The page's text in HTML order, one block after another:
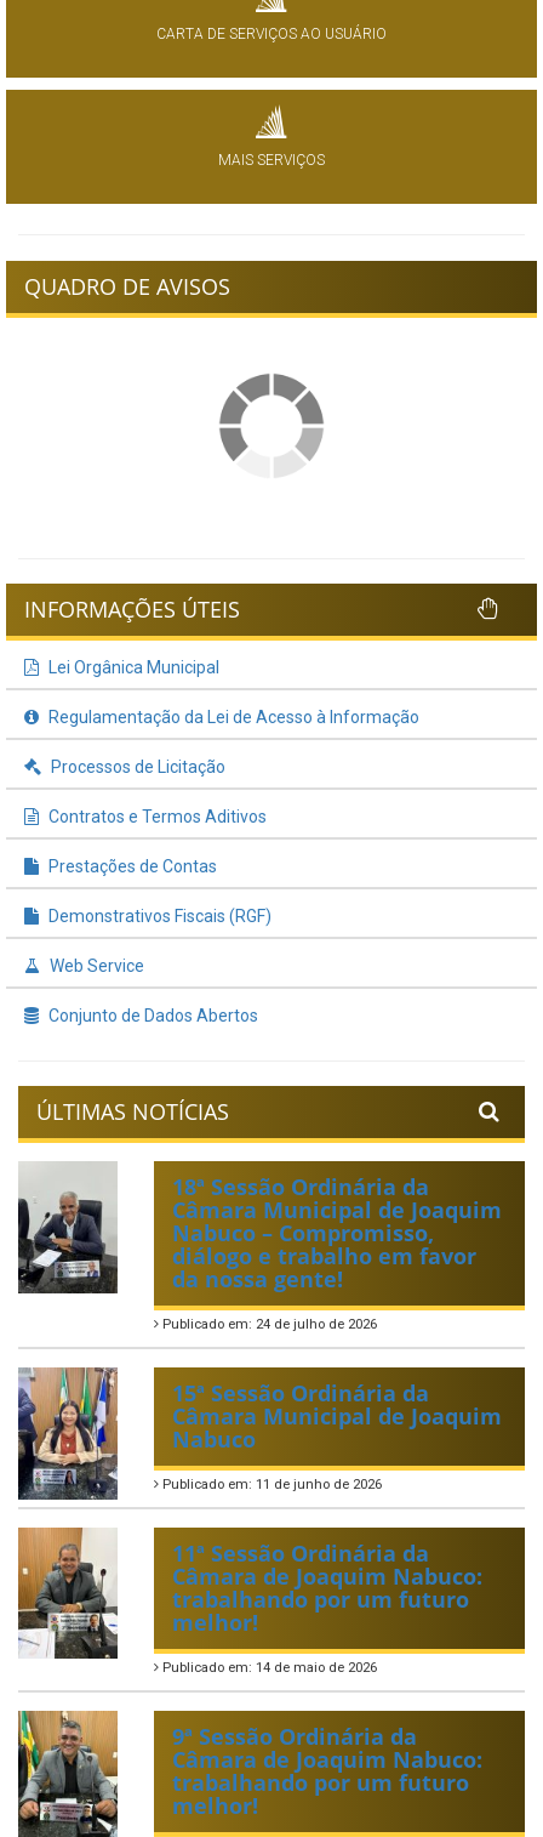
CARTA DE SERVIÇOS AO USUÁRIO
MAIS SERVIÇOS
QUADRO DE AVISOS
INFORMAÇÕES ÚTEIS
Lei Orgânica Municipal
Regulamentação da Lei de Acesso à Informação
Processos de Licitação
Contratos e Termos Aditivos
Prestações de Contas
Demonstrativos Fiscais (RGF)
Web Service
Conjunto de Dados Abertos
ÚLTIMAS NOTÍCIAS
18ª Sessão Ordinária da
Câmara Municipal de Joaquim
Nabuco – Compromisso,
diálogo e trabalho em favor
da nossa gente!
Publicado em: 24 de julho de 2026
15ª Sessão Ordinária da
Câmara Municipal de Joaquim
Nabuco
Publicado em: 11 de junho de 2026
11ª Sessão Ordinária da
Câmara de Joaquim Nabuco:
trabalhando por um futuro
melhor!
Publicado em: 14 de maio de 2026
9ª Sessão Ordinária da
Câmara de Joaquim Nabuco:
trabalhando por um futuro
melhor!